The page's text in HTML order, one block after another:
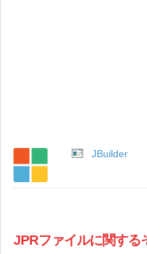
JBuilder
JPRファイルに関する